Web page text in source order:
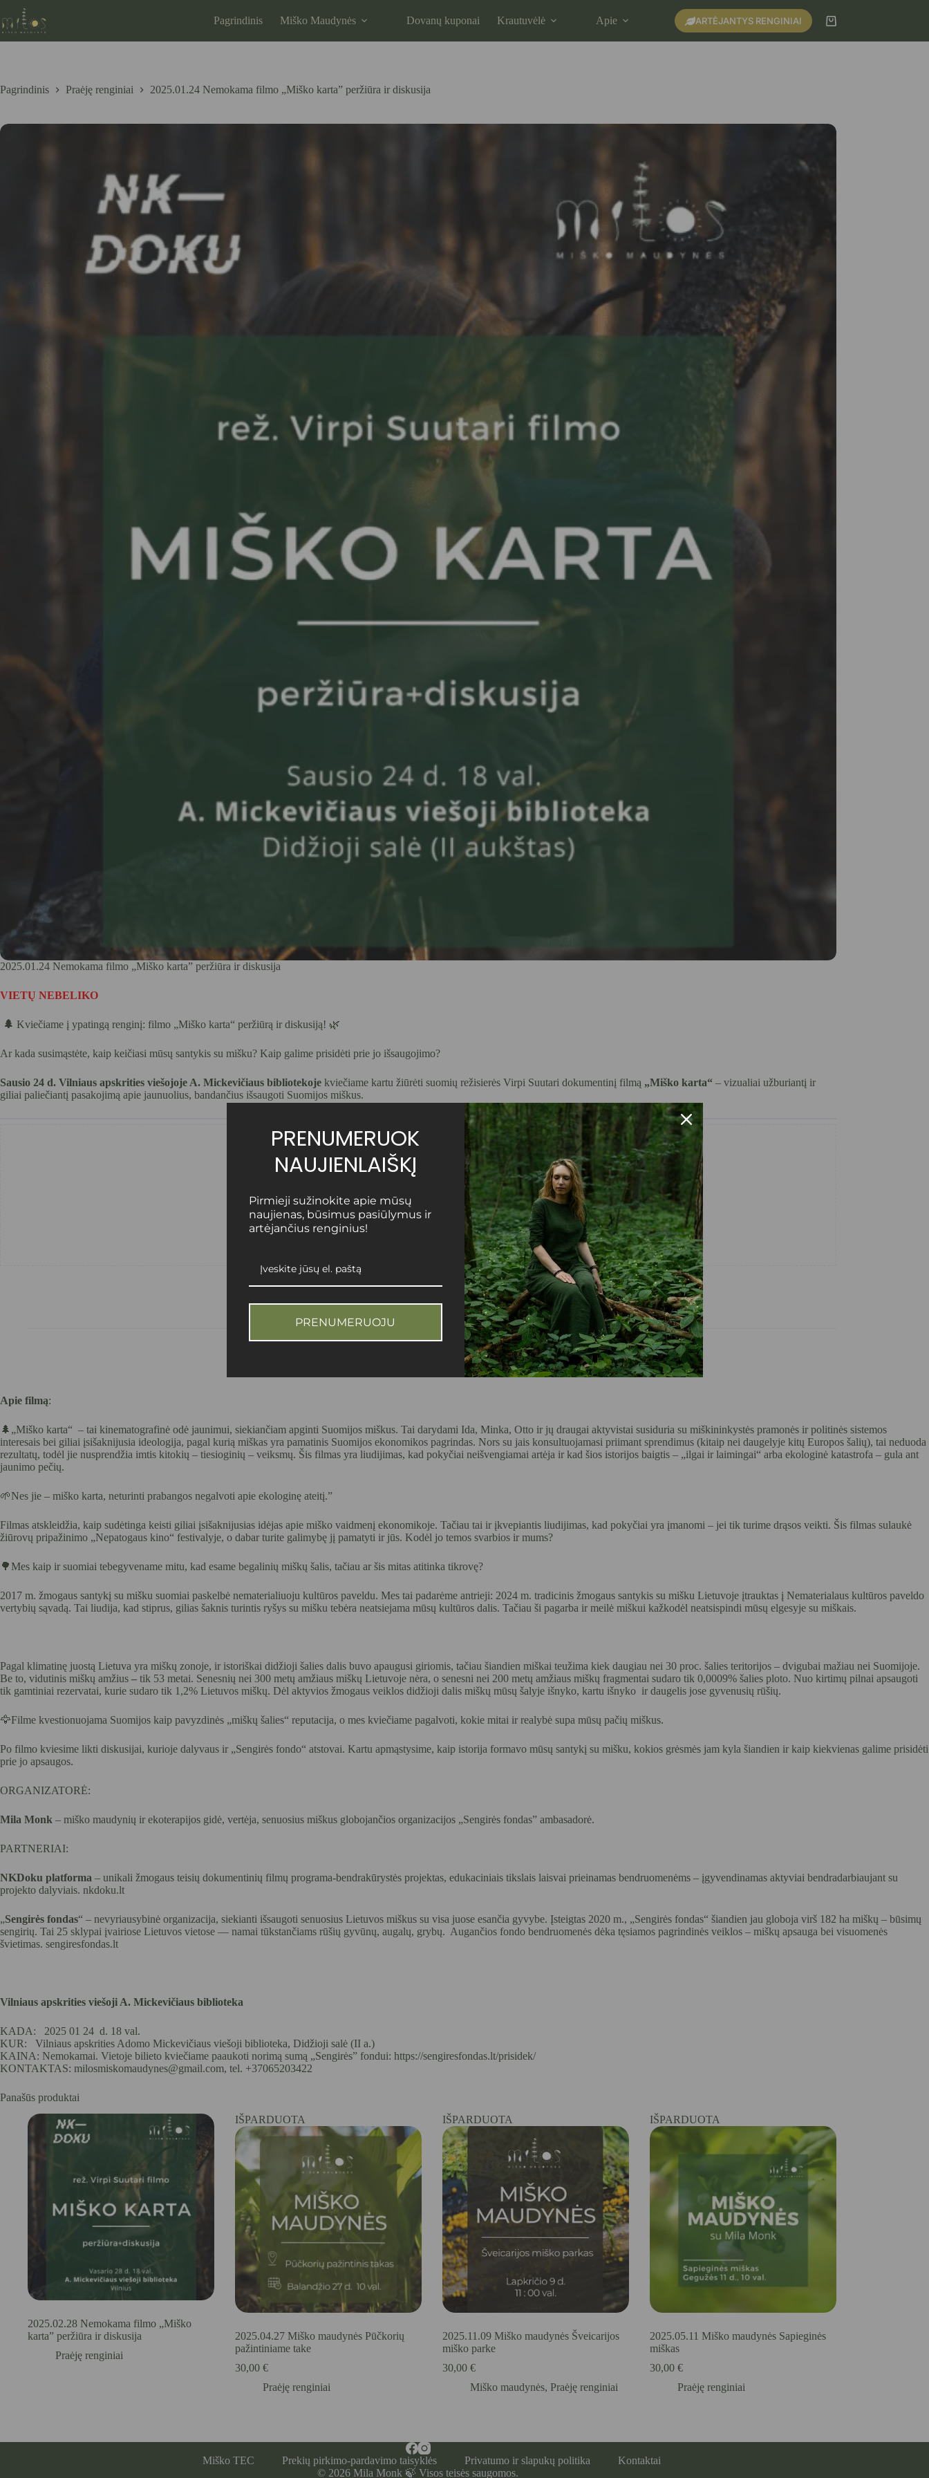
to
content
2025.01.24 Nemokama filmo „Miško karta” peržiūra ir diskusija
Pagrindinis Miško Maudynės Dovanų kuponai Krautuvėlė Apie ARTĖJANTYS RENGINIAI Krepšelis
Pagrindinis Praėję renginiai 2025.01.24 Nemokama filmo „Miško karta” peržiūra ir diskusija
2025.01.24 Nemokama filmo „Miško karta” peržiūra ir diskusija
VIETŲ NEBELIKO
🌲 Kviečiame į ypatingą renginį: filmo „Miško karta“ peržiūrą ir diskusiją! 🌿
Ar kada susimąstėte, kaip keičiasi mūsų santykis su mišku? Kaip galime prisidėti prie jo išsaugojimo?
Sausio 24 d. Vilniaus apskrities viešojoje A. Mickevičiaus bibliotekoje kviečiame kartu žiūrėti suomių režisierės Virpi Suutari dokumentinį filmą „Miško karta“ – vizualiai užburiantį ir
giliai paliečiantį pasakojimą apie jaunuolius, bandančius išsaugoti Suomijos miškus.
Garantuotas saugus atsiskaitymas
Apie filmą:
🌲„Miško karta“ – tai kinematografinė odė jaunimui, siekiančiam apginti Suomijos miškus. Tai darydami Ida, Minka, Otto ir jų draugai aktyvistai susiduria su miškininkystės pramonės ir politinės sistemos
interesais bei giliai įsišaknijusia ideologija, pagal kurią miškas yra pamatinis Suomijos ekonomikos pagrindas. Nors su jais konsultuojamasi priimant sprendimus (kitaip nei daugelyje kitų Europos šalių), tai neduoda
rezultatų, todėl jie nusprendžia imtis kitokių – tiesioginių – veiksmų. Šis filmas yra liudijimas, kad pokyčiai neišvengiamai artėja ir kad šios istorijos baigtis – „ilgai ir laimingai“ arba ekologinė katastrofa – gula ant
jaunimo pečių.
🌱Nes jie – miško karta, neturinti prabangos negalvoti apie ekologinę ateitį.”
Filmas atskleidžia, kaip sudėtinga keisti giliai įsišaknijusias idėjas apie miško vaidmenį ekonomikoje. Tačiau tai ir įkvepiantis liudijimas, kad pokyčiai yra įmanomi – jei tik turime drąsos veikti. Šis filmas sulaukė
žiūrovų pripažinimo „Nepatogaus kino“ festivalyje, o dabar turite galimybę jį pamatyti ir jūs. Kodėl jo temos svarbios ir mums?
🌳Mes kaip ir suomiai tebegyvename mitu, kad esame begalinių miškų šalis, tačiau ar šis mitas atitinka tikrovę?
2017 m. žmogaus santykį su mišku suomiai paskelbė nematerialiuoju kultūros paveldu. Mes tai padarėme antrieji: 2024 m. tradicinis žmogaus santykis su mišku Lietuvoje įtrauktas į Nematerialaus kultūros paveldo
vertybių sąvadą. Tai liudija, kad stiprus, gilias šaknis turintis ryšys su mišku tebėra neatsiejama mūsų kultūros dalis. Tačiau ši pagarba ir meilė miškui kažkodėl neatsispindi mūsų elgesyje su miškais.
Pagal klimatinę juostą Lietuva yra miškų zonoje, ir istoriškai didžioji šalies dalis buvo apaugusi giriomis, tačiau šiandien miškai teužima kiek daugiau nei 30 proc. šalies teritorijos – dvigubai mažiau nei Suomijoje.
Be to, vidutinis miškų amžius – tik 53 metai. Senesnių nei 300 metų amžiaus miškų Lietuvoje nėra, o senesni nei 200 metų amžiaus miškų fragmentai sudaro tik 0,0009% šalies ploto. Nuo kirtimų pilnai apsaugoti
tik gamtiniai rezervatai, kurie sudaro tik 1,2% Lietuvos miškų. Dėl aktyvios žmogaus veiklos didžioji dalis miškų mūsų šalyje išnyko, kartu išnyko ir daugelis jose gyvenusių rūšių.
🦅Filme kvestionuojama Suomijos kaip pavyzdinės „miškų šalies“ reputacija, o mes kviečiame pagalvoti, kokie mitai ir realybė supa mūsų pačių miškus.
Po filmo kviesime likti diskusijai, kurioje dalyvaus ir „Sengirės fondo“ atstovai. Kartu apmąstysime, kaip istorija formavo mūsų santykį su mišku, kokios grėsmės jam kyla šiandien ir kaip kiekvienas galime prisidėti
prie jo apsaugos.
ORGANIZATORĖ:
Mila Monk – miško maudynių ir ekoterapijos gidė, vertėja, senuosius miškus globojančios organizacijos „Sengirės fondas” ambasadorė.
PARTNERIAI:
NKDoku platforma – unikali žmogaus teisių dokumentinių filmų programa-bendrakūrystės projektas, edukaciniais tikslais laisvai prieinamas bendruomenėms – įgyvendinamas aktyviai bendradarbiaujant su
projekto dalyviais. nkdoku.lt
„Sengirės fondas“ – nevyriausybinė organizacija, siekianti išsaugoti senuosius Lietuvos miškus su visa juose esančia gyvybe. Įsteigtas 2020 m., „Sengirės fondas“ šiandien jau globoja virš 182 ha miškų – būsimų
sengirių. Tai 25 sklypai įvairiose Lietuvos vietose — namai tūkstančiams rūšių gyvūnų, augalų, grybų. Augančios fondo bendruomenės dėka tęsiamos pagrindinės veiklos – miškų apsauga bei visuomenės
švietimas. sengiresfondas.lt
Vilniaus apskrities viešoji A. Mickevičiaus biblioteka
KADA: 2025 01 24 d. 18 val.
KUR: Vilniaus apskrities Adomo Mickevičiaus viešoji biblioteka, Didžioji salė (II a.)
KAINA: Nemokamai. Vietoje bilieto kviečiame paaukoti norimą sumą „Sengirės” fondui: https://sengiresfondas.lt/prisidek/
KONTAKTAS: milosmiskomaudynes@gmail.com, tel. +37065203422
Panašūs produktai
2025.02.28 Nemokama filmo „Miško
karta” peržiūra ir diskusija
Praėję renginiai
IŠPARDUOTA
2025.04.27 Miško maudynės Pūčkorių
pažintiniame take
30,00 €
Praėję renginiai
IŠPARDUOTA
2025.11.09 Miško maudynės Šveicarijos
miško parke
30,00 €
Miško maudynės, Praėję renginiai
IŠPARDUOTA
2025.05.11 Miško maudynės Sapieginės
miškas
30,00 €
Praėję renginiai
Miško TEC Prekių pirkimo-pardavimo taisyklės Privatumo ir slapukų politika
Kontaktai
© 2026 Mila Monk 🍃 Visos teisės saugomos.
PRENUMERUOK
NAUJIENLAIŠKĮ
Pirmieji sužinokite apie mūsų
naujienas, būsimus pasiūlymus ir
artėjančius renginius!
PRENUMERUOJU